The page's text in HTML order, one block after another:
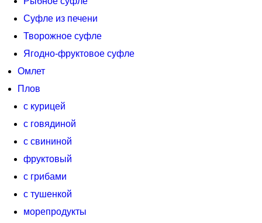
Суфле из печени
Творожное суфле
Ягодно-фруктовое суфле
Омлет
Плов
с курицей
с говядиной
с свининой
фруктовый
с грибами
с тушенкой
морепродукты